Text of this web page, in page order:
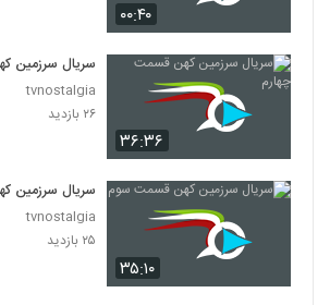
۰۰:۴۰
۳۶:۳۶
سریال سرزمین
tvnostalgia
۲۶ بازدید
۳۵:۱۰
سریال سرزمین
tvnostalgia
۲۵ بازدید